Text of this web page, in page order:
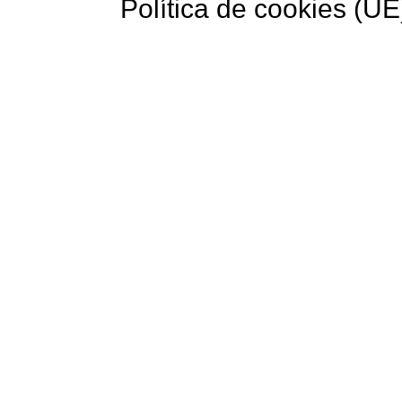
Política de cookies